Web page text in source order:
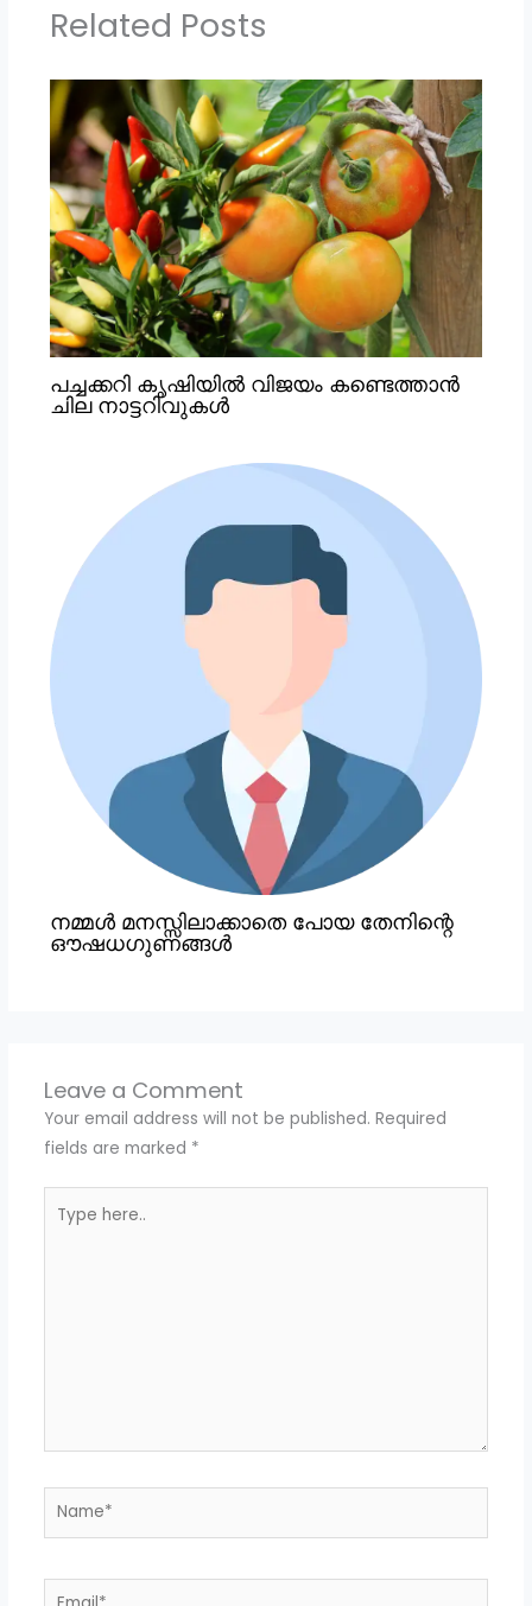
Related Posts
പച്ചക്കറി കൃഷിയില്‍ വിജയം കണ്ടെത്താന്‍
ചില നാട്ടറിവുകള്‍
നമ്മൾ മനസ്സിലാക്കാതെ പോയ തേനിന്റെ
ഔഷധഗുണങ്ങൾ
Leave a Comment
Your email address will not be published. Required
fields are marked *
here..
Name*
Email*